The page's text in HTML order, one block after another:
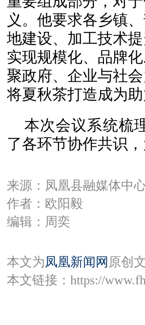
义。他要求各乡镇
地建设、加工技术
实现规模化、品牌
聚政府、企业与社
将夏秋茶打造成为
本次会议系统梳
了各环节协作共识
来源：凤凰县融媒体中
作者：欧阳毅
编辑：周奕
本文为凤凰新闻网 原创
本文链接： https://